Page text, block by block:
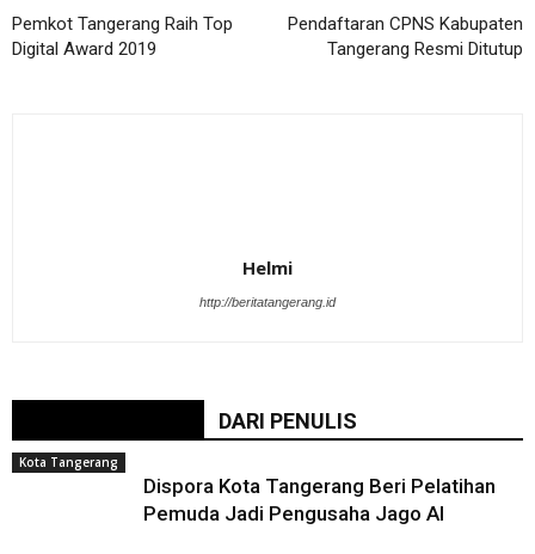
Pemkot Tangerang Raih Top
Digital Award 2019
Pendaftaran CPNS Kabupaten
Tangerang Resmi Ditutup
Helmi
http://beritatangerang.id
DARI PENULIS
Kota Tangerang
Dispora Kota Tangerang Beri Pelatihan
Pemuda Jadi Pengusaha Jago AI